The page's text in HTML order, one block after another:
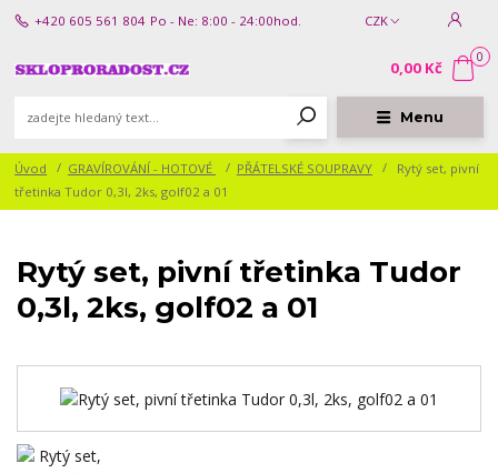
Menu
CZK
+420 605 561 804 Po - Ne: 8:00 - 24:00hod.
0
0,00 Kč
Úvod GRAVÍROVÁNÍ - HOTOVÉ PŘÁTELSKÉ SOUPRAVY
Rytý set, pivní
třetinka Tudor 0,3l, 2ks, golf02 a 01
Rytý set, pivní třetinka Tudor
0,3l, 2ks, golf02 a 01